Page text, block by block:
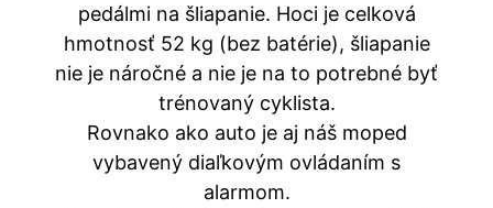
pedálmi na šliapanie. Hoci je celková
hmotnosť 52 kg (bez batérie), šliapanie
nie je náročné a nie je na to potrebné byť
trénovaný cyklista.
Rovnako ako auto je aj náš moped
vybavený diaľkovým ovládaním s
alarmom.